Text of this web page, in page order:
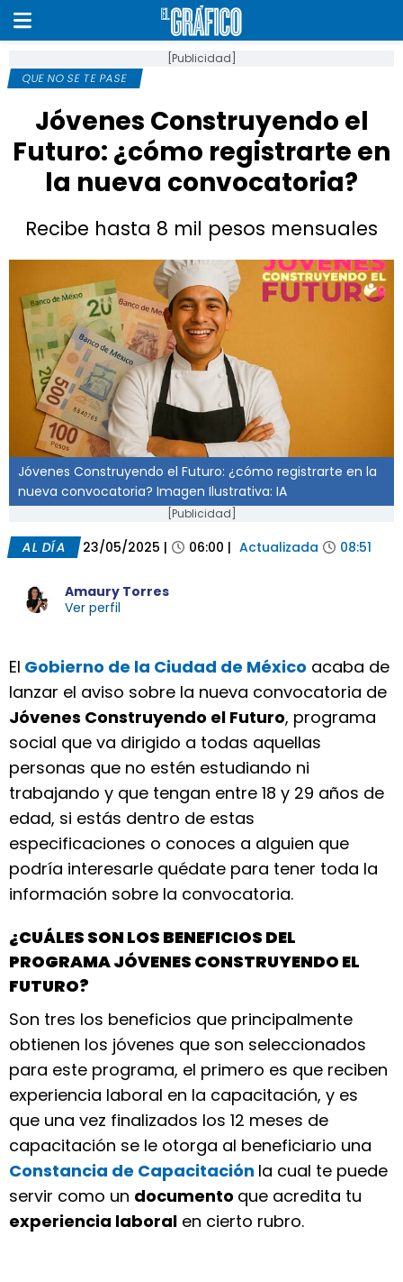
[Publicidad]
QUE NO SE TE PASE
Jóvenes Construyendo el
Futuro: ¿cómo registrarte en
la nueva convocatoria?
Recibe hasta 8 mil pesos mensuales
Jóvenes Construyendo el Futuro: ¿cómo registrarte en la
nueva convocatoria? Imagen Ilustrativa: IA
[Publicidad]
AL DÍA 23/05/2025 | 06:00 | Actualizada 08:51
Amaury Torres
Ver perfil
El Gobierno de la Ciudad de México acaba de
lanzar el aviso sobre la nueva convocatoria de
Jóvenes Construyendo el Futuro, programa
social que va dirigido a todas aquellas
personas que no estén estudiando ni
trabajando y que tengan entre 18 y 29 años de
edad, si estás dentro de estas
especificaciones o conoces a alguien que
podría interesarle quédate para tener toda la
información sobre la convocatoria.
¿CUÁLES SON LOS BENEFICIOS DEL
PROGRAMA JÓVENES CONSTRUYENDO EL
FUTURO?
Son tres los beneficios que principalmente
obtienen los jóvenes que son seleccionados
para este programa, el primero es que reciben
experiencia laboral en la capacitación, y es
que una vez finalizados los 12 meses de
capacitación se le otorga al beneficiario una
Constancia de Capacitación la cual te puede
servir como un documento que acredita tu
experiencia laboral en cierto rubro.